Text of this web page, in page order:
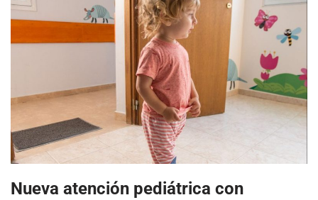
Nueva atención pediátrica con